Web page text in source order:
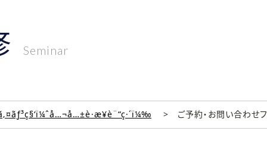
Seminar
ご予約・お問い合わせ